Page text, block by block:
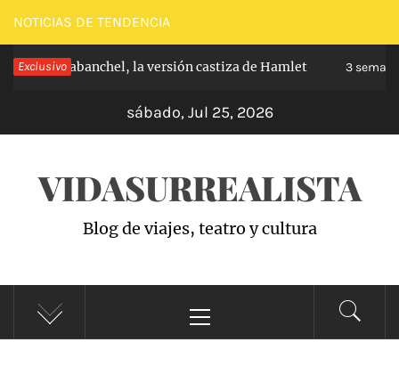
Saltar
al
contenido
NOTICIAS DE TENDENCIA
Exclusivo
de Carabanchel, la versión castiza de Hamlet 3
sábado, Jul 25, 2026
VIDASURREALISTA
Blog de viajes, teatro y cultura
principal